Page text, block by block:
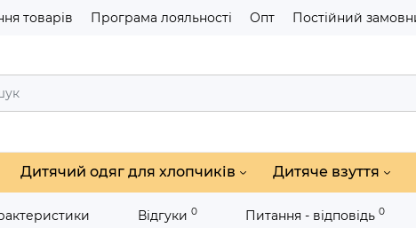
товарів Програма лояльності Опт Постійний
Дитячий одяг для хлопчиків Дитяче взуття
Відгуки 0 Питання - відповідь 0
реглани для хлопчиків Светрик для хлопчика Hi-Yo!